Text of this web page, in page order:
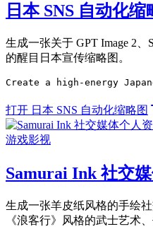
日本 SNS 自动化缩
生成一张关于 GPT Image 2
的醒目日本宣传缩略图。
Create a high-energy
打开 日本 SNS 自动化缩略图
游戏影视
Samurai Ink 社交
生成一张羊皮纸风格的手绘
《浪客行》风格的武士艺术